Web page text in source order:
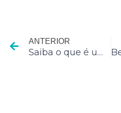
ANTERIOR
Saiba o que é um diastema